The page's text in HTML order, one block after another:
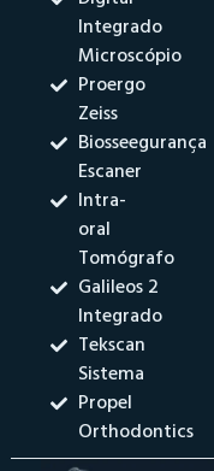
Integrado
Microscópio
Proergo
Zeiss
Biosseegurança
Escaner
Intra-
oral
Tomógrafo
Galileos 2
Integrado
Tekscan
Sistema
Propel
Orthodontics